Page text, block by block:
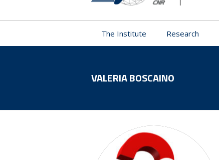
The Institute Research
VALERIA BOSCAINO